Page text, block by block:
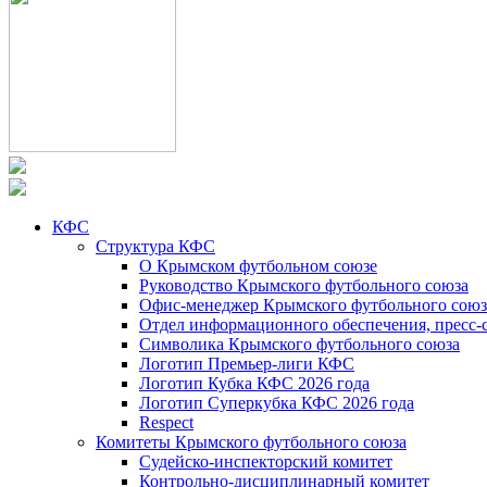
КФС
Структура КФС
О Крымском футбольном союзе
Руководство Крымского футбольного союза
Офис-менеджер Крымского футбольного
Отдел информационного обеспечения, пресс-
Символика Крымского футбольного союза
Логотип Премьер-лиги КФС
Логотип Кубка КФС 2026 года
Логотип Суперкубка КФС 2026 года
Respect
Комитеты Крымского футбольного союза
Судейско-инспекторский комитет
Контрольно-дисциплинарный комитет